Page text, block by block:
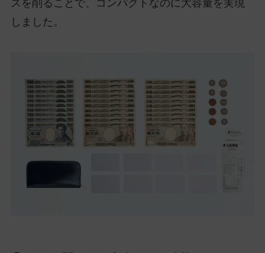
スを削ることで、コンパクトなのに大容量を実現
しました。